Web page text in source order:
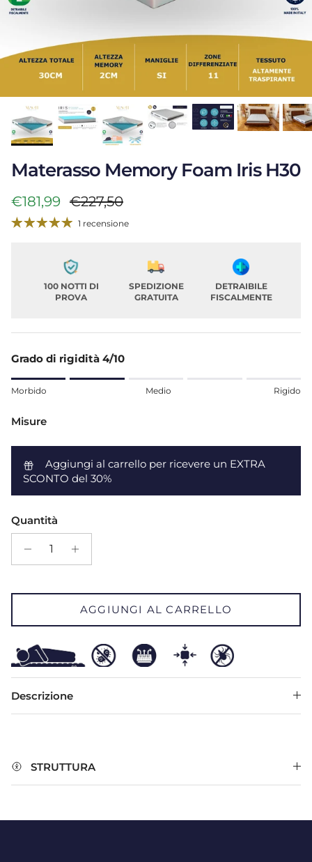
Materasso Memory Foam Iris H30
Prezzo di vendita
€181,99 Prezzo normale
€227,50
1 recensione
100 NOTTI DI
PROVA
SPEDIZIONE
GRATUITA
DETRAIBILE
FISCALMENTE
Grado di rigidità 4/10
Rating of 1 means Morbido.
Rating of 5 means Rigido.
Morbido Medio Rigido
Misure
Aggiungi al carrello per ricevere un EXTRA
SCONTO del 30%
Quantità
AGGIUNGI AL CARRELLO
Descrizione
STRUTTURA